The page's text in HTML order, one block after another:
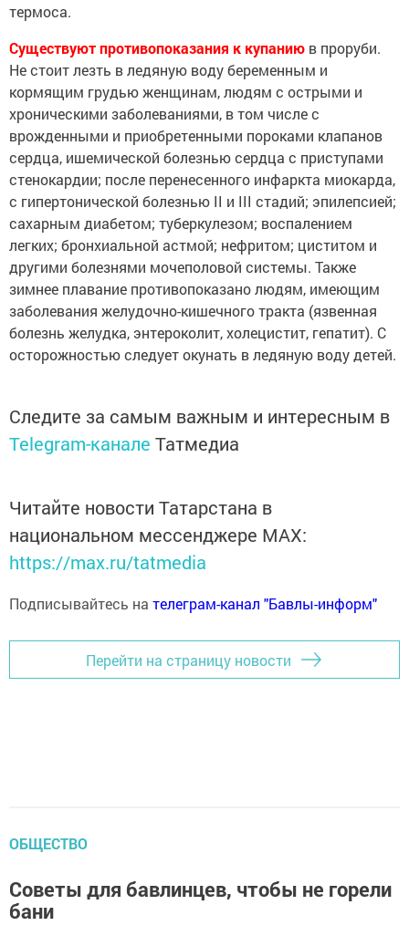
термоса.
Существуют противопоказания к купанию в проруби.
Не стоит лезть в ледяную воду беременным и
кормящим грудью женщинам, людям с острыми и
хроническими заболеваниями, в том числе с
врожденными и приобретенными пороками клапанов
сердца, ишемической болезнью сердца с приступами
стенокардии; после перенесенного инфаркта миокарда,
с гипертонической болезнью II и III стадий; эпилепсией;
сахарным диабетом; туберкулезом; воспалением
легких; бронхиальной астмой; нефритом; циститом и
другими болезнями мочеполовой системы. Также
зимнее плавание противопоказано людям, имеющим
заболевания желудочно-кишечного тракта (язвенная
болезнь желудка, энтероколит, холецистит, гепатит). С
осторожностью следует окунать в ледяную воду детей.
Следите за самым важным и интересным в
Telegram-канале Татмедиа
Читайте новости Татарстана в
национальном мессенджере MАХ:
https://max.ru/tatmedia
Подписывайтесь на телеграм-канал "Бавлы-информ"
Перейти на страницу новости
ОБЩЕСТВО
Советы для бавлинцев, чтобы не горели
бани